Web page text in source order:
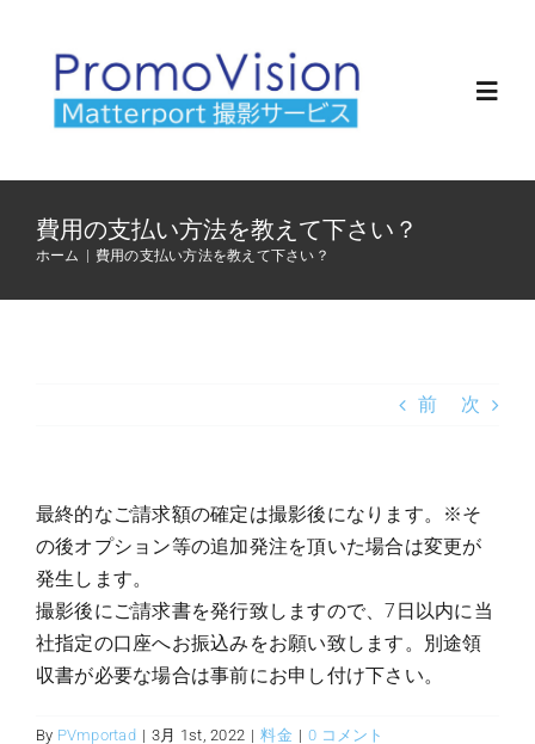
content
サービス
お知らせ
お問い合わせ
費用の支払い方法を教えて下さい？
ホーム 費用の支払い方法を教えて下さい？
前 次
最終的なご請求額の確定は撮影後になります。※そ
の後オプション等の追加発注を頂いた場合は変更が
発生します。
撮影後にご請求書を発行致しますので、7日以内に当
社指定の口座へお振込みをお願い致します。別途領
収書が必要な場合は事前にお申し付け下さい。
By PVmportad | 3月 1st, 2022 | 料金 | 0 コメント